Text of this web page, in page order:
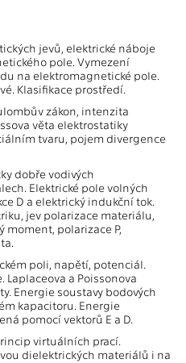
jevů, elektrické náboje
pole. Vymezení
na elektromagnetické pole.
Klasifikace prostředí.
zákon, intenzita
věta elektrostatiky
tvaru, pojem divergence
dobře vodivých
Elektrické pole volných
D a elektrický indukční tok.
jev polarizace materiálu,
moment, polarizace P,
poli, napětí, potenciál.
Laplaceova a Poissonova
Energie soustavy bodových
kapacitoru. Energie
pomocí vektorů E a D.
virtuálních prací.
dielektrických materiálů i na